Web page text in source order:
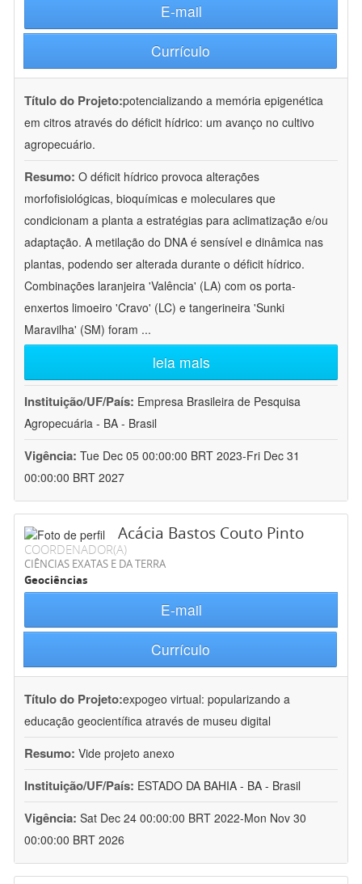
E-mail
Currículo
Título do Projeto:potencializando a memória epigenética
em citros através do déficit hídrico: um avanço no cultivo
agropecuário.
Resumo: O déficit hídrico provoca alterações
morfofisiológicas, bioquímicas e moleculares que
condicionam a planta a estratégias para aclimatização e/ou
adaptação. A metilação do DNA é sensível e dinâmica nas
plantas, podendo ser alterada durante o déficit hídrico.
Combinações laranjeira 'Valência' (LA) com os porta-
enxertos limoeiro 'Cravo' (LC) e tangerineira 'Sunki
Maravilha' (SM) foram ...
leia mais
Instituição/UF/País: Empresa Brasileira de Pesquisa
Agropecuária - BA - Brasil
Vigência: Tue Dec 05 00:00:00 BRT 2023-Fri Dec 31
00:00:00 BRT 2027
Acácia Bastos Couto Pinto
COORDENADOR(A)
CIÊNCIAS EXATAS E DA TERRA
Geociências
E-mail
Currículo
Título do Projeto:expogeo virtual: popularizando a
educação geocientífica através de museu digital
Resumo: Vide projeto anexo
Instituição/UF/País: ESTADO DA BAHIA - BA - Brasil
Vigência: Sat Dec 24 00:00:00 BRT 2022-Mon Nov 30
00:00:00 BRT 2026